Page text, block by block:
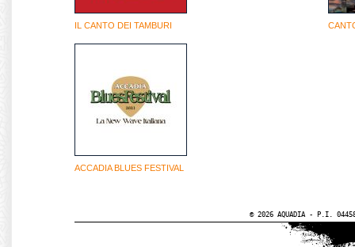
IL CANTO DEI TAMBURI
ACCADIA BLUES FESTIVAL
© 2026 AQUADIA - P.I.